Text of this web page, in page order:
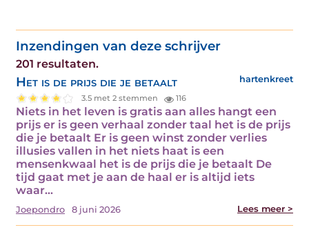
Inzendingen van deze schrijver
201 resultaten.
Het is de prijs die je betaalt hartenkreet
3.5 met 2 stemmen 116
Niets in het leven is gratis aan alles hangt een
prijs er is geen verhaal zonder taal het is de prijs
die je betaalt Er is geen winst zonder verlies
illusies vallen in het niets haat is een
mensenkwaal het is de prijs die je betaalt De
tijd gaat met je aan de haal er is altijd iets
waar...
Joepondro 8 juni 2026 Lees meer >